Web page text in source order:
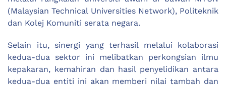
(Malaysian Technical Universities Network), Politeknik
dan Kolej Komuniti serata negara.
Selain itu, sinergi yang terhasil melalui kolaborasi
kedua-dua sektor ini melibatkan perkongsian ilmu
kepakaran, kemahiran dan hasil penyelidikan antara
kedua-dua entiti ini akan memberi nilai tambah dan